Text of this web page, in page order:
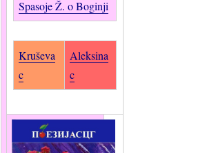
Spasoje Ž. o Boginji
Kruševa
c
Aleksina
c